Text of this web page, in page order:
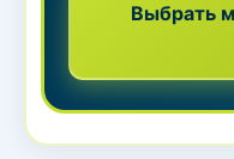
Выбрать